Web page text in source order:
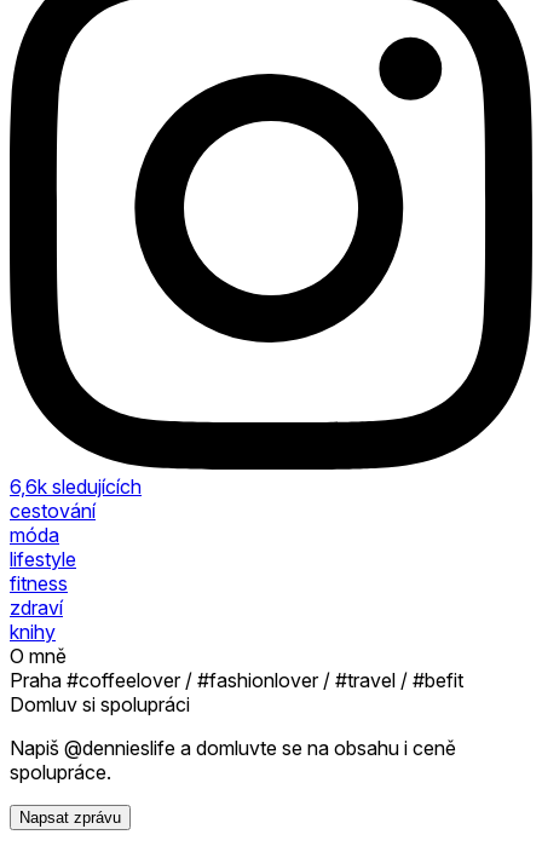
6,6k sledujících
cestování
móda
lifestyle
fitness
zdraví
knihy
O mně
Praha #coffeelover / #fashionlover / #travel / #befit
Domluv si spolupráci
Napiš @dennieslife a domluvte se na obsahu i ceně
spolupráce.
Napsat zprávu